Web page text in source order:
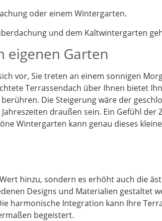
oder einem Wintergarten.
und dem Kaltwintergarten
eigenen Garten
vor, Sie treten an einem sonnigen
Terrassendach über Ihnen bietet
Die Steigerung wäre der
draußen sein. Ein Gefühl der
Wintergarten kann genau dieses
hinzu, sondern es erhöht auch die
Designs und Materialien gestaltet
harmonische Integration kann Ihre
begeistert.